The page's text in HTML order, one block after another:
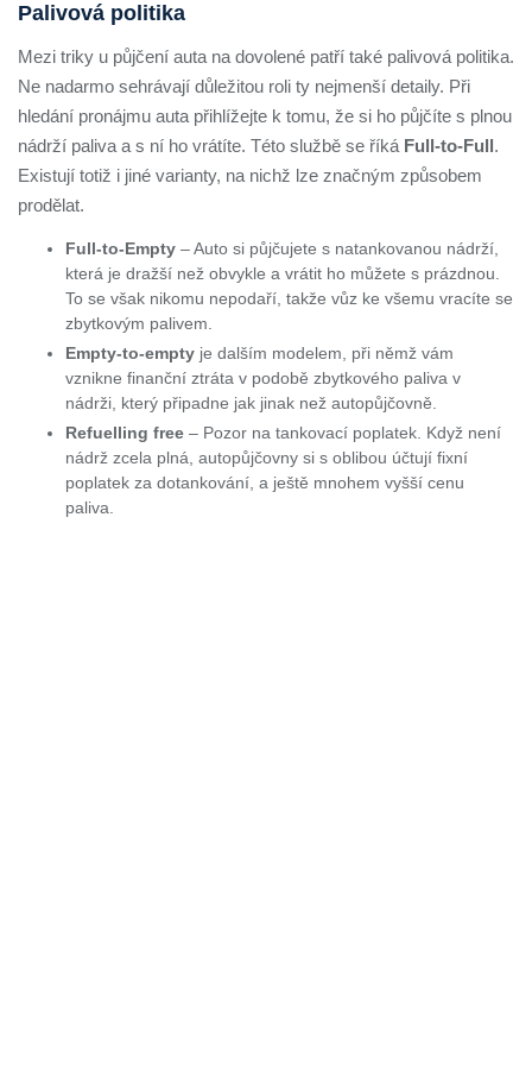
Palivová politika
Mezi triky u půjčení auta na dovolené patří také palivová politika.
Ne nadarmo sehrávají důležitou roli ty nejmenší detaily. Při
hledání pronájmu auta přihlížejte k tomu, že si ho půjčíte s plnou
nádrží paliva a s ní ho vrátíte. Této službě se říká Full-to-Full.
Existují totiž i jiné varianty, na nichž lze značným způsobem
prodělat.
Full-to-Empty – Auto si půjčujete s natankovanou nádrží,
která je dražší než obvykle a vrátit ho můžete s prázdnou.
To se však nikomu nepodaří, takže vůz ke všemu vracíte se
zbytkovým palivem.
Empty-to-empty je dalším modelem, při němž vám
vznikne finanční ztráta v podobě zbytkového paliva v
nádrži, který připadne jak jinak než autopůjčovně.
Refuelling free – Pozor na tankovací poplatek. Když není
nádrž zcela plná, autopůjčovny si s oblibou účtují fixní
poplatek za dotankování, a ještě mnohem vyšší cenu
paliva.